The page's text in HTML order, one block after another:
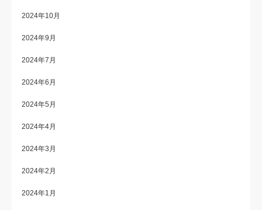
2024年10月
2024年9月
2024年7月
2024年6月
2024年5月
2024年4月
2024年3月
2024年2月
2024年1月